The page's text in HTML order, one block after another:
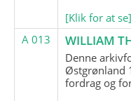
[Klik for at se]
A 013
WILLIAM
Denne
Østgrønland
fordrag og